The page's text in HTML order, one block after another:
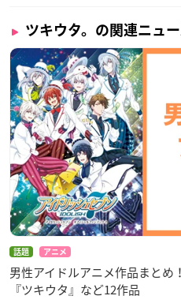
ツキウタ。の関連ニュ
話題 アニメ
男性アイドルアニメ作品まとめ
『ツキウタ』など12作品